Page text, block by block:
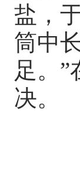
盐，
筒中
足。
决。